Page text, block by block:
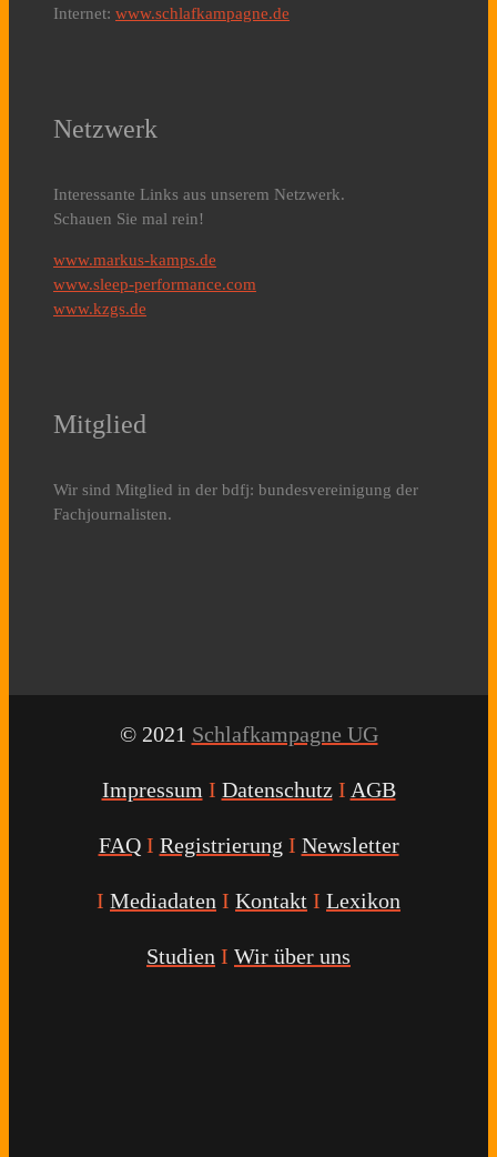
Internet: www.schlafkampagne.de
Netzwerk
Interessante Links aus unserem Netzwerk.
Schauen Sie mal rein!
www.markus-kamps.de
www.sleep-performance.com
www.kzgs.de
Mitglied
Wir sind Mitglied in der bdfj: bundesvereinigung der
Fachjournalisten.
© 2021 Schlafkampagne UG
Impressum I Datenschutz I AGB
FAQ I Registrierung I Newsletter
I Mediadaten I Kontakt I Lexikon
Studien I Wir über uns